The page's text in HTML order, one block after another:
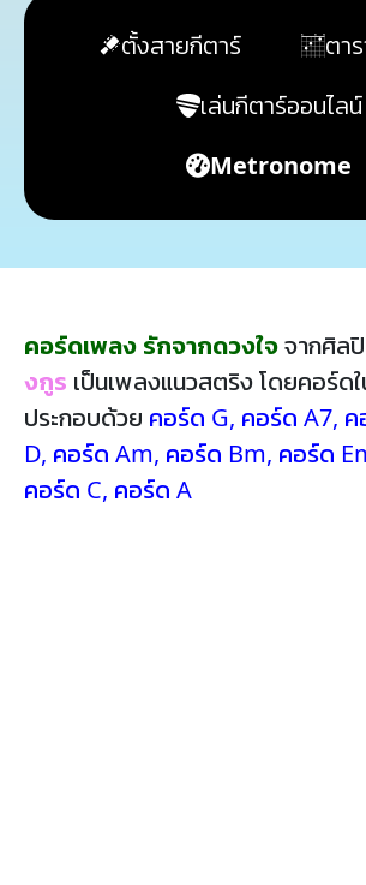
ตั้งสายกีตาร์
ตา
เล่นกีตาร์ออนไลน์
Metronome
คอร์ดเพลง รักจากดวงใจจากศิล
งกูร เป็นเพลงแนวสตริง โดยคอร์ด
ประกอบด้วย คอร์ด G, คอร์ด A7, ค
D, คอร์ด Am, คอร์ด Bm, คอร์ด
คอร์ด C, คอร์ด A